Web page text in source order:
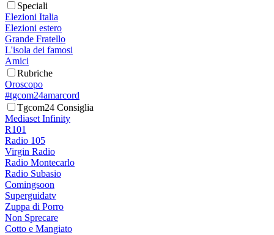
Speciali
Elezioni Italia
Elezioni estero
Grande Fratello
L'isola dei famosi
Amici
Rubriche
Oroscopo
#tgcom24amarcord
Tgcom24 Consiglia
Mediaset Infinity
R101
Radio 105
Virgin Radio
Radio Montecarlo
Radio Subasio
Comingsoon
Superguidatv
Zuppa di Porro
Non Sprecare
Cotto e Mangiato